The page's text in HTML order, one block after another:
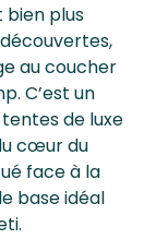
bien plus
au coucher
C’est un
de luxe
cœur du
face à la
base idéal